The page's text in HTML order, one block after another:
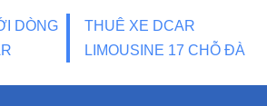
DÒNG
THUÊ XE DCAR
LIMOUSINE 17 CHỖ ĐÀ